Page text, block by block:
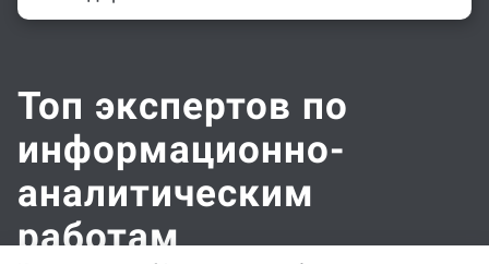
Топ экспертов по
информационно-
аналитическим
работам